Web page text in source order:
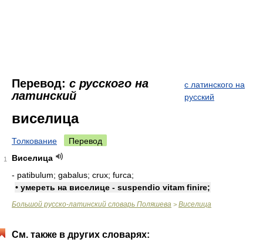
Перевод: с русского на
латинский
с латинского на
русский
виселица
Толкование Перевод
1
Виселица
- patibulum; gabalus; crux; furca;
• умереть на виселице - suspendio vitam finire;
Большой русско-латинский словарь Поляшева > Виселица
См. также в других словарях: